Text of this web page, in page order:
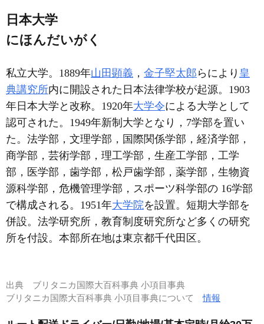
日本大学
にほんだいがく
私立大学。1889年山田顕義 ， 金子堅太郎 らにより 皇
典講究所内に開設された日本法律学校が起源。1903
年日本大学と改称。1920年大学令による大学として
認可された。1949年新制大学となり，7学部を置い
た。法学部，文理学部，国際関係学部，経済学部，
商学部，芸術学部，理工学部，生産工学部，工学
部，医学部，歯学部，松戸歯学部，薬学部，生物資
源科学部，危機管理学部，スポーツ科学部の 16学部
で構成される。1951年大学院を設置。短期大学部を
併設。法学研究所，教育制度研究所など多くの研究
所を付設。本部所在地は東京都千代田区。
出典 ブリタニカ国際大百科事典 小項目事典
ブリタニカ国際大百科事典 小項目事典について情報